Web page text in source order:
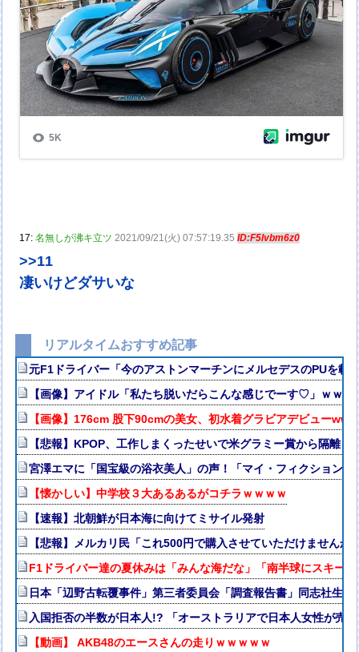
17:名無しが沸キ立ツ 2021/09/21(火) 07:57:19.35ID:F5lvbm6z0
>>11
凄いけどダサいな
リアルタイムおすすめ記事
元F1ドライバー「今のアストンマーチンにメルセデスのPUを載
【画像】アイドル「私たち脱いだらこんな感じでーす♡」ｗｗｗ
【画像】176cm 股下90cmの美女、初水着グラビアデビュー
【悲報】KPOP、工作しまくったせいで米グラミー賞から隔離さ
宮澤エマに「国宝級の浴衣美人」の声！「マイ・フィクション
【懐かしい】中学校３大あるあるがコチラｗｗｗｗ
【速報】北朝鮮が日本海に向けてミサイル発射
【悲報】メルカリ民「これ500円で購入させていただけません
F1ドライバー達の夏休みは「みんな海だな」「南半球にスキー
日本「辺野古転覆事件」第三者委員会「調査報告書」同志社生
入国拒否の半数が日本人!? 「オーストラリアで日本人女性が売
【動画】 AKB48のエースさんの走りｗｗｗｗｗ